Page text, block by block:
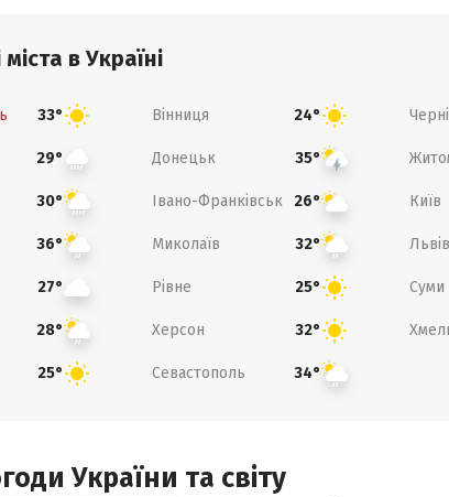
в Україні
33° Вінниця 24°
29° Донецьк 35°
30° Івано-Франківськ 26° Київ
36° Миколаїв 32° Львів
27° Рівне 25° Суми
28° Херсон 32°
25° Севастополь 34°
України та світу